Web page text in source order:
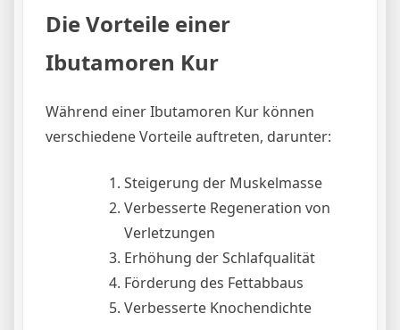
Die Vorteile einer
Ibutamoren Kur
Während einer Ibutamoren Kur können
verschiedene Vorteile auftreten, darunter:
Steigerung der Muskelmasse
Verbesserte Regeneration von
Verletzungen
Erhöhung der Schlafqualität
Förderung des Fettabbaus
Verbesserte Knochendichte